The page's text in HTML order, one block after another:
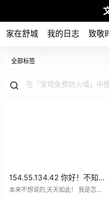
家在舒城 我的日志 致敬
全部标签
154.55.134.42 你好！不知
小站怎么你了天天渗透有什
本来不想说的,天天如此！ 我是怎么